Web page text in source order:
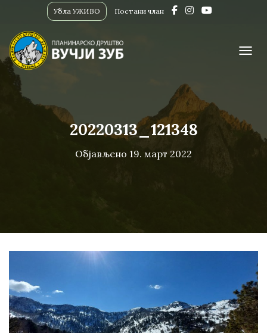
Убла УЖИВО Постани члан
20220313_121348
Објављено 19. март 2022